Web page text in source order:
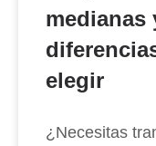
medianas
elegir
¿Necesitas